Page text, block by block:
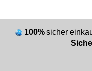
100% sicher